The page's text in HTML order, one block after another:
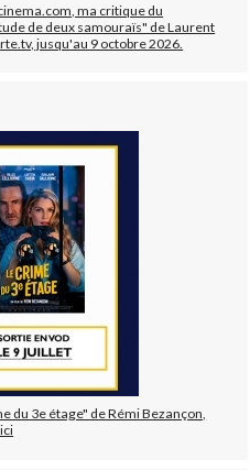
ma critique du
de deux samouraïs" de Laurent
jusqu'au 9 octobre 2026.
du 3e étage" de Rémi Bezançon,